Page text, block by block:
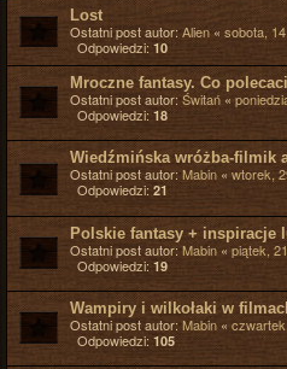
Lost
Ostatni post autor: Alien« sobota,
Odpowiedzi: 10
Mroczne fantasy. Co
Ostatni post autor: Świtań «
Odpowiedzi: 18
Wiedźmińska wróżba-filmik
Ostatni post autor: Mabin « wtorek,
Odpowiedzi: 21
Polskie fantasy + inspiracje
Ostatni post autor:Mabin «piątek,
Odpowiedzi: 19
Wampiry i wilkołaki w
Ostatni post autor: Mabin «
Odpowiedzi: 105